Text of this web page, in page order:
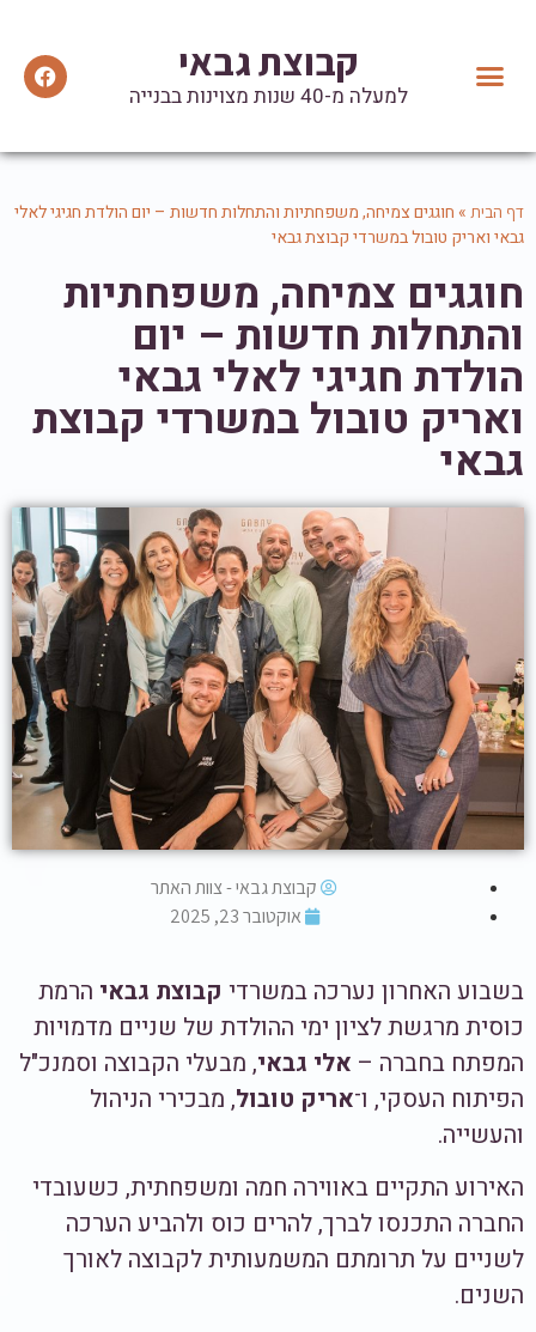
קבוצת גבאי
למעלה מ-40 שנות מצוינות בבנייה
דף הבית » חוגגים צמיחה, משפחתיות והתחלות חדשות – יום הולדת חגיגי לאלי
גבאי ואריק טובול במשרדי קבוצת גבאי
חוגגים צמיחה, משפחתיות
והתחלות חדשות – יום
הולדת חגיגי לאלי גבאי
ואריק טובול במשרדי קבוצת
גבאי
קבוצת גבאי - צוות האתר
אוקטובר 23, 2025
בשבוע האחרון נערכה במשרדי קבוצת גבאי הרמת
כוסית מרגשת לציון ימי ההולדת של שניים מדמויות
המפתח בחברה – אלי גבאי, מבעלי הקבוצה וסמנכ"ל
הפיתוח העסקי, ו־אריק טובול, מבכירי הניהול
והעשייה.
האירוע התקיים באווירה חמה ומשפחתית, כשעובדי
החברה התכנסו לברך, להרים כוס ולהביע הערכה
לשניים על תרומתם המשמעותית לקבוצה לאורך
השנים.